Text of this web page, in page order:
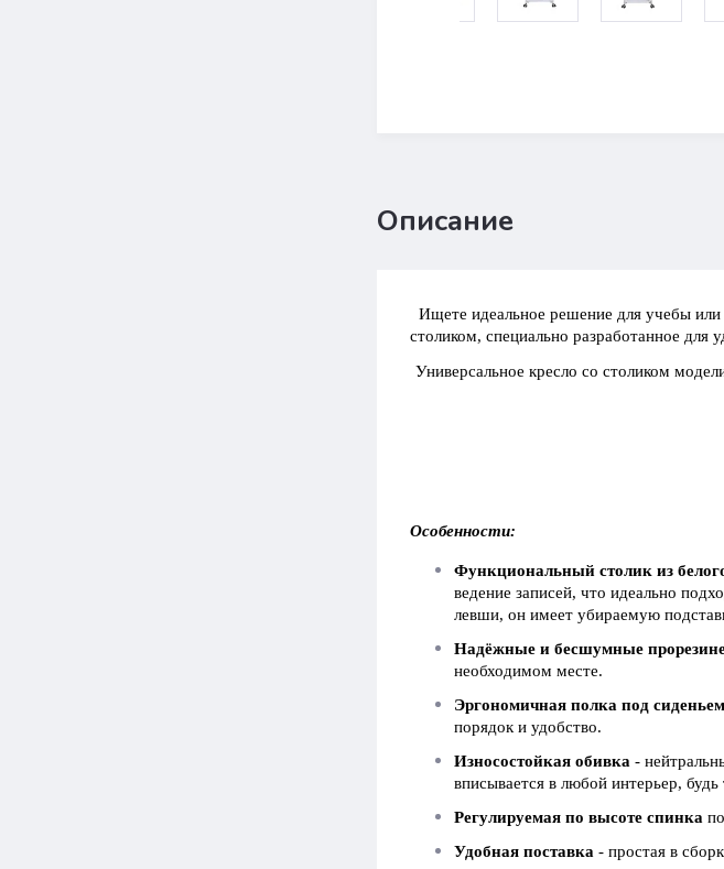
Описание
Ищете идеальное решение для учебы
столиком, специально разработанное для
Универсальное кресло со столиком
Особенности:
Функциональный столик из
ведение записей, что идеально
левши, он имеет убираемую
Надёжные и бесшумные
необходимом месте.
Эргономичная полка под сиденьем
порядок и удобство.
Износостойкая обивка -
вписывается в любой интерьер,
Регулируемая по высоте спинка
Удобная поставка - простая в